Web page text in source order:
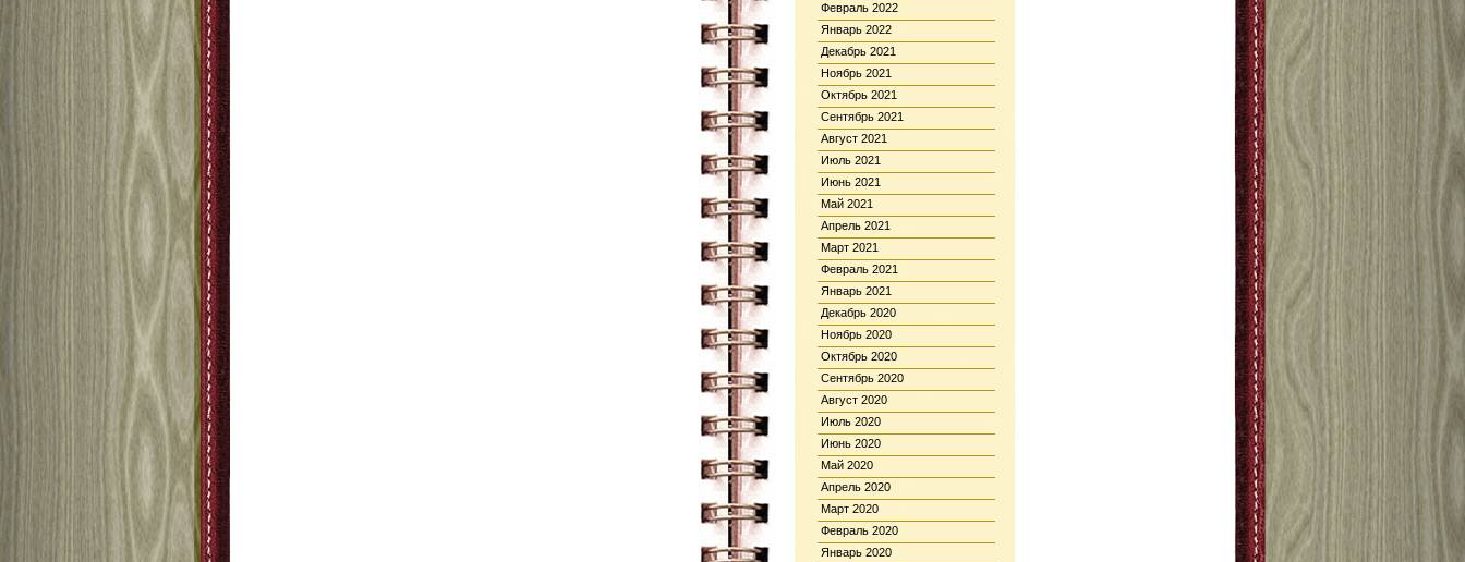
Февраль 2022
Январь 2022
Декабрь 2021
Ноябрь 2021
Октябрь 2021
Сентябрь 2021
Август 2021
Июль 2021
Июнь 2021
Май 2021
Апрель 2021
Март 2021
Февраль 2021
Январь 2021
Декабрь 2020
Ноябрь 2020
Октябрь 2020
Сентябрь 2020
Август 2020
Июль 2020
Июнь 2020
Май 2020
Апрель 2020
Март 2020
Февраль 2020
Январь 2020